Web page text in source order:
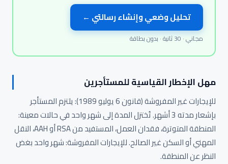
تحليل وضعي وإنشاء رسالتي ←
مجاني · 30 ثانية · بدون بطاقة
مهل الإخطار القياسية للمستأجرين
للإيجارات غير المفروشة (قانون 6 يوليو 1989): يلتزم المستأجر
بإشعار مدته 3 أشهر. تُختزل المدة إلى شهر واحد في حالات معينة:
المنطقة المتوترة، فقدان العمل، المستفيد من RSA أو AAH، النقل
المهني أو السكن غير الصالح. للإيجارات المفروشة: شهر واحد بغض
النظر عن المنطقة.